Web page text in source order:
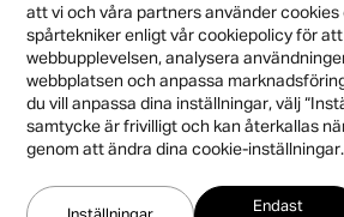
Integritetspolicy
att vi och våra partners använder cookies
spårtekniker enligt vår cookiepolicy för
webbupplevelsen, analysera
webbplatsen och anpassa
du vill anpassa dina inställningar, välj
samtycke är frivilligt och kan återkallas
genom att ändra dina cookie-inställningar.
Endast